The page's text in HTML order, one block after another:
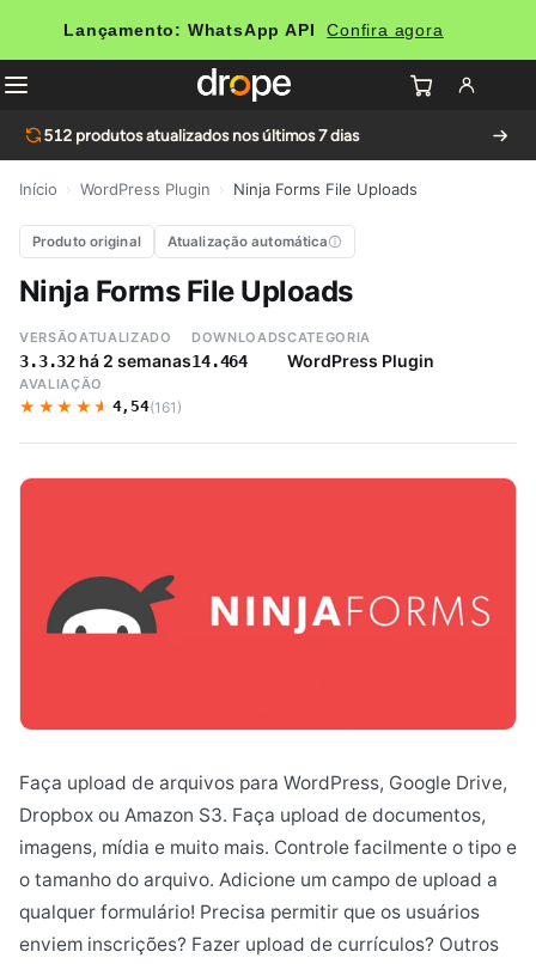
Lançamento: WhatsApp API Confira agora
512 produtos atualizados nos últimos 7 dias
Início WordPress Plugin Ninja Forms File Uploads
Produto original Atualização automática
Ninja Forms File Uploads
VERSÃO
3.3.32
ATUALIZADO
há 2 semanas
DOWNLOADS
14.464
CATEGORIA
WordPress Plugin
AVALIAÇÃO
★★★★★
★★★★★ 4,54(161)
Faça upload de arquivos para WordPress, Google Drive,
Dropbox ou Amazon S3. Faça upload de documentos,
imagens, mídia e muito mais. Controle facilmente o tipo e
o tamanho do arquivo. Adicione um campo de upload a
qualquer formulário! Precisa permitir que os usuários
enviem inscrições? Fazer upload de currículos? Outros